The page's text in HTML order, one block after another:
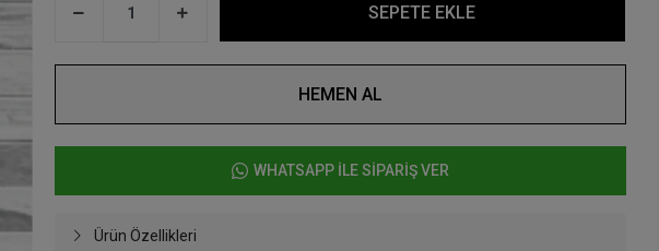
SEPETE EKLE
HEMEN AL
WHATSAPP İLE SİPARİŞ VER
Ürün Özellikleri